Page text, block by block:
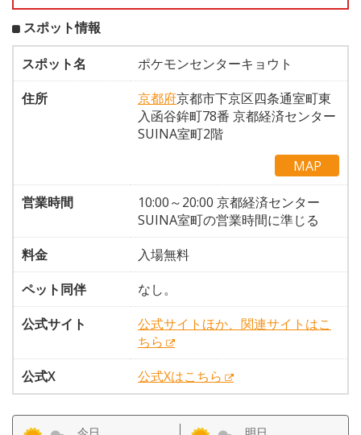
スポット情報
スポット名
ポケモンセンターキョウト
住所
京都府京都市下京区四条通室町東
入函谷鉾町78番 京都経済センター
SUINA室町2階
MAP
営業時間
10:00～20:00 京都経済センター
SUINA室町の営業時間に準じる
料金
入場無料
ペット同伴
なし。
公式サイト
公式サイトほか、関連サイトはこ
ちら
公式X
公式Xはこちら